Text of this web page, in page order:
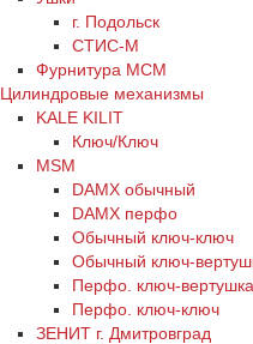
г. Подольск
СТИС-М
Фурнитура МСМ
Цилиндровые механизмы
KALE KILIT
Ключ/Ключ
MSM
DАMX обычный
DАMX перфо
Oбычный ключ-ключ
Обычный ключ-
Перфо. ключ-вертушка
Перфо. ключ-ключ
ЗЕНИТ г. Дмитровград